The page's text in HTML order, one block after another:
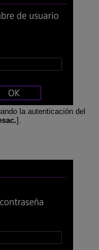
la autenticación del
].